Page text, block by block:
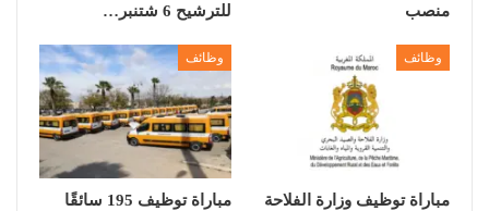
منصب
للترشيح 6 شتنبر…
وظائف
مباراة توظيف وزارة الفلاحة
وظائف
مباراة توظيف 195 سائقًا